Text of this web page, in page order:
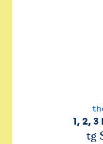
1, 2, 3
tg